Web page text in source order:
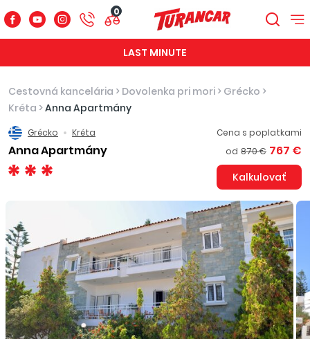
0
LAST MINUTE
Cestovná kancelária > Dovolenka pri mori > Grécko >
Kréta >Anna Apartmány
Grécko Kréta
Anna Apartmány
Cena s poplatkami
od 870 € 767 €
Kalkulovať